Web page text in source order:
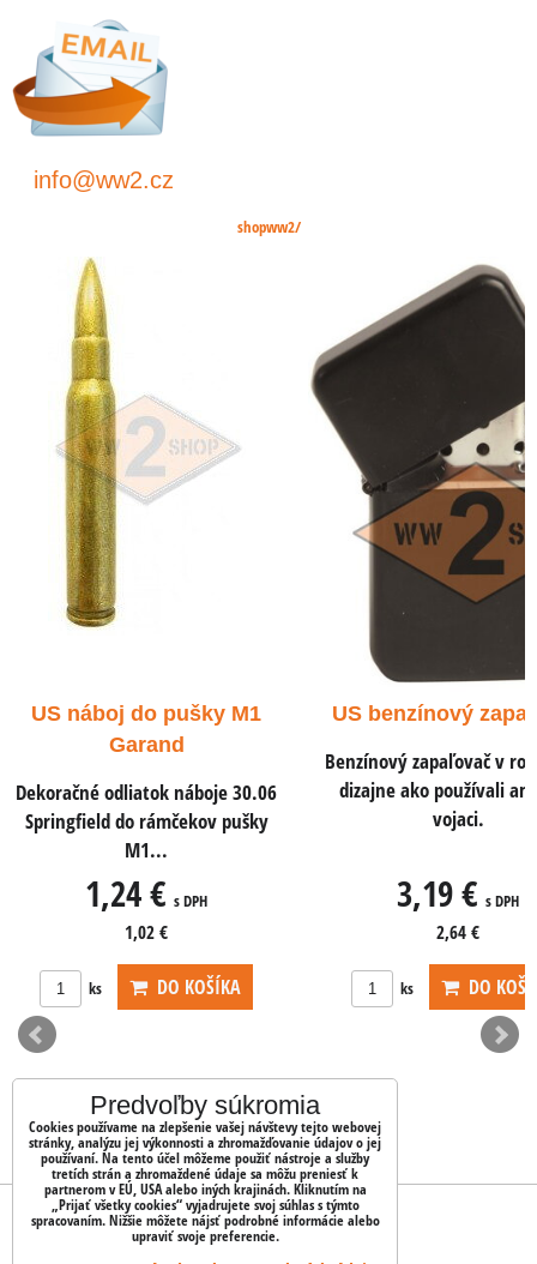
info@ww2.cz
shopww2/
US benzínový zapaľovač
Benzínový zapaľovač v rovnakom
dizajne ako používali americkí
vojaci.
3,19 €s DPH
2,64 €
ks DO KOŠÍKA
US náboj .45
Dekoračné odliatok
ACP do pištolí a
0,78 €s DPH
0,65 €
OBJEDNÁVKY
Predvoľby súkromia
Cookies používame na zlepšenie vašej návštevy tejto webovej
stránky, analýzu jej výkonnosti a zhromažďovanie údajov o jej
používaní. Na tento účel môžeme použiť nástroje a služby
tretích strán a zhromaždené údaje sa môžu preniesť k
partnerom v EÚ, USA alebo iných krajinách. Kliknutím na
„Prijať všetky cookies“ vyjadrujete svoj súhlas s týmto
spracovaním. Nižšie môžete nájsť podrobné informácie alebo
upraviť svoje preferencie.